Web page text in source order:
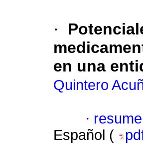
·
en una
Quintero
·
Español (